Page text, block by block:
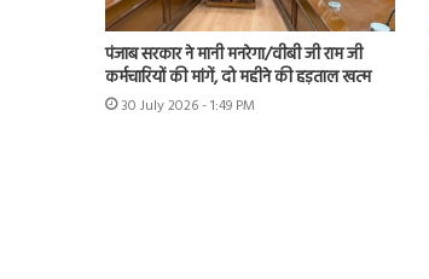
पंजाब सरकार ने मानी मनरेगा/वीबी जी राम जी
कर्मचारियों की मांगें, दो महीने की हड़ताल खत्म
30 July 2026 - 1:49 PM